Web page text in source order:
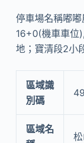
停車場名稱嘟
16+0(機車車位
地；寶清段2小
區域識
別碼
區域名